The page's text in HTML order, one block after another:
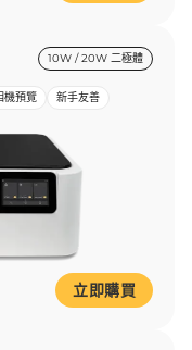
10W / 20W 二極體
機預覽 新手友善
立即購買